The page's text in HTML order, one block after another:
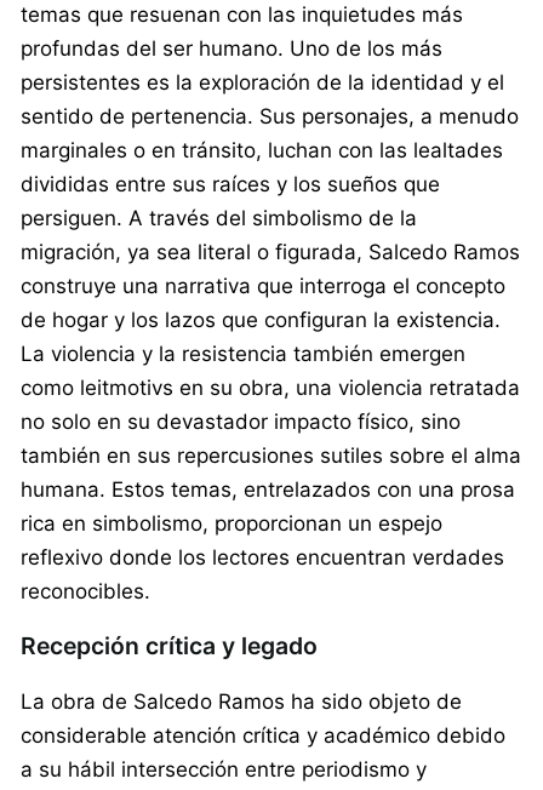
temas que resuenan con las inquietudes más
profundas del ser humano. Uno de los más
persistentes es la exploración de la identidad y el
sentido de pertenencia. Sus personajes, a menudo
marginales o en tránsito, luchan con las lealtades
divididas entre sus raíces y los sueños que
persiguen. A través del simbolismo de la
migración, ya sea literal o figurada, Salcedo Ramos
construye una narrativa que interroga el concepto
de hogar y los lazos que configuran la existencia.
La violencia y la resistencia también emergen
como leitmotivs en su obra, una violencia retratada
no solo en su devastador impacto físico, sino
también en sus repercusiones sutiles sobre el alma
humana. Estos temas, entrelazados con una prosa
rica en simbolismo, proporcionan un espejo
reflexivo donde los lectores encuentran verdades
reconocibles.
Recepción crítica y legado
La obra de Salcedo Ramos ha sido objeto de
considerable atención crítica y académico debido
a su hábil intersección entre periodismo y